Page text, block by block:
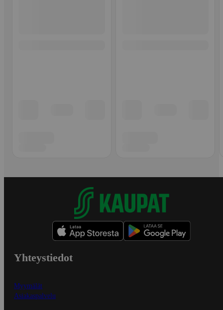
Yhteystiedot
Myymälät
Asiakaspalvelu